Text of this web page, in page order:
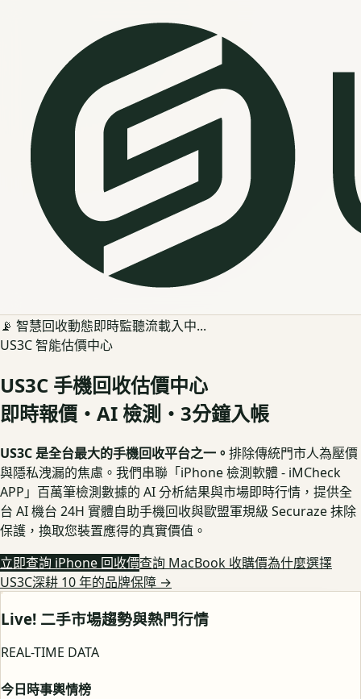
📡 智慧回收動態即時監聽流載入中...
US3C 智能估價中心
US3C 手機回收估價中心
即時報價・AI 檢測・3分鐘入帳
US3C 是全台最大的手機回收平台之一。 排除傳統門市人為壓價
與隱私洩漏的焦慮。我們串聯「iPhone 檢測軟體 - iMCheck
APP」百萬筆檢測數據的 AI 分析結果與市場即時行情，提供全
台 AI 機台 24H 實體自助手機回收與歐盟軍規級 Securaze 抹除
保護，換取您裝置應得的真實價值。
立即查詢 iPhone 回收價查詢 MacBook 收購價為什麼選擇
US3C深耕 10 年的品牌保障 →
Live! 二手市場趨勢與熱門行情
REAL-TIME DATA
今日時事輿情榜